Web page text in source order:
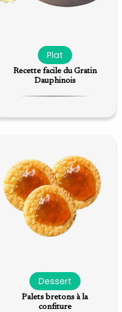
Plat
Recette facile du Gratin
Dauphinois
Dessert
Palets bretons à la
confiture